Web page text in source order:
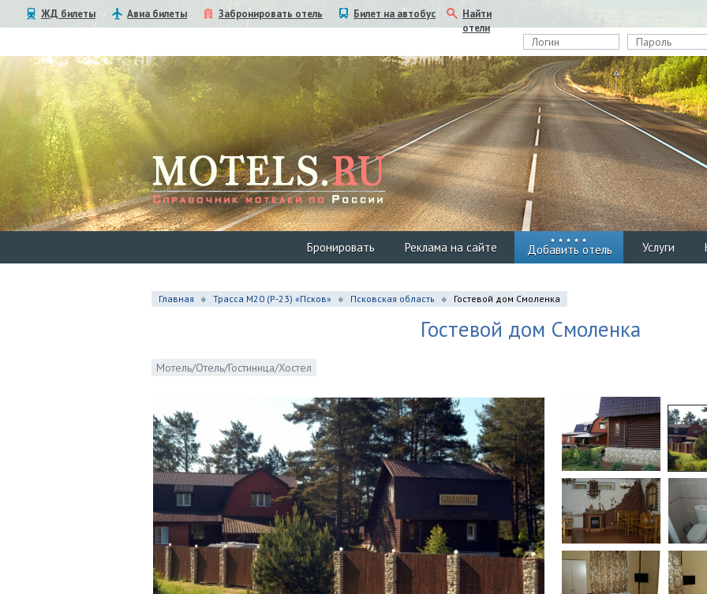
ЖД билеты Авиа билеты Забронировать отель Билет на автобус
Найти
отели
Бронировать Реклама на сайте Добавить отель Услуги
Главная Трасса М20 (Р-23) «Псков» Псковская область Гостевой дом Смоленка
Гостевой дом Смоленка
Мотель/Отель/Гостиница/Хостел